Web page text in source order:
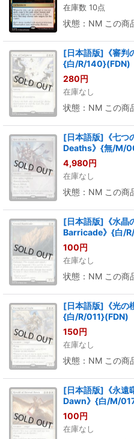
在庫数 10点
状態：NM この商
[日本語版]《審判
{白/R/140}(FDN)
280円
在庫なし
状態：NM この商
[日本語版]《七つ
Deaths》{無/M/
4,980円
在庫なし
状態：NM この商
[日本語版]《水晶
Barricade》{白/
100円
在庫なし
状態：NM この商
[日本語版]《光の
{白/R/011}(FDN)
150円
在庫なし
状態：NM この商
[日本語版]《永遠
Dawn》{白/M/
100円
在庫なし